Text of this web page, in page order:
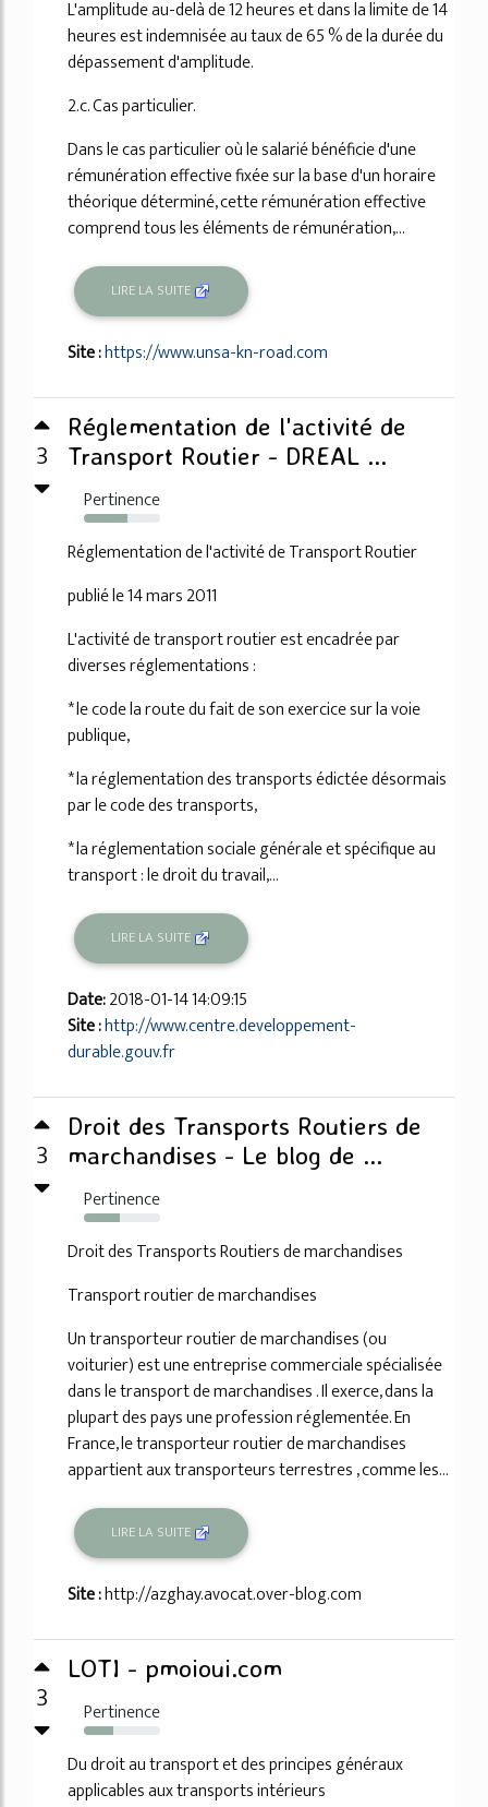
L'amplitude au-delà de 12 heures et dans la limite de 14
heures est indemnisée au taux de 65 % de la durée du
dépassement d'amplitude.
2.c. Cas particulier.
Dans le cas particulier où le salarié bénéficie d'une
rémunération effective fixée sur la base d'un horaire
théorique déterminé, cette rémunération effective
comprend tous les éléments de rémunération,...
LIRE LA SUITE
Site :https://www.unsa-kn-road.com
3
Réglementation de l'activité de
Transport Routier - DREAL ...
Pertinence
57%
Réglementation de l'activité de Transport Routier
publié le 14 mars 2011
L'activité de transport routier est encadrée par
diverses réglementations :
* le code la route du fait de son exercice sur la voie
publique,
* la réglementation des transports édictée désormais
par le code des transports,
* la réglementation sociale générale et spécifique au
transport : le droit du travail,...
LIRE LA SUITE
Date:2018-01-14 14:09:15
Site :http://www.centre.developpement-
durable.gouv.fr
3
Droit des Transports Routiers de
marchandises - Le blog de ...
Pertinence
47%
Droit des Transports Routiers de marchandises
Transport routier de marchandises
Un transporteur routier de marchandises (ou
voiturier) est une entreprise commerciale spécialisée
dans le transport de marchandises . Il exerce, dans la
plupart des pays une profession réglementée. En
France, le transporteur routier de marchandises
appartient aux transporteurs terrestres , comme les...
LIRE LA SUITE
Site :http://azghay.avocat.over-blog.com
3
LOTI - pmoioui.com
Pertinence
39%
Du droit au transport et des principes généraux
applicables aux transports intérieurs